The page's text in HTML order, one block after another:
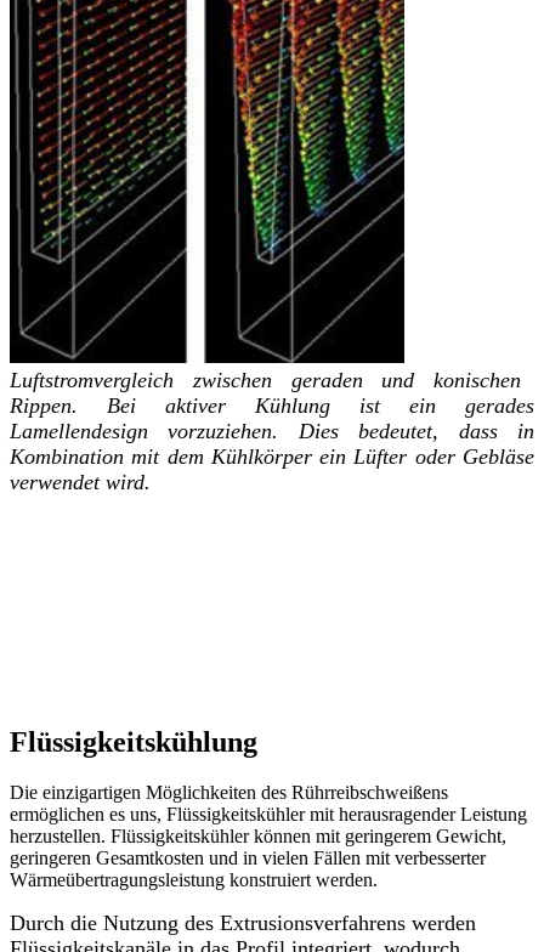
Luftstromvergleich zwischen geraden und konischen
Rippen.
Bei aktiver Kühlung ist ein gerades
Lamellendesign vorzuziehen. Dies bedeutet, dass in
Kombination mit dem Kühlkörper ein Lüfter oder Gebläse
verwendet wird.
Flüssigkeitskühlung
Die einzigartigen Möglichkeiten des Rührreibschweißens
ermöglichen es uns, Flüssigkeitskühler mit herausragender Leistung
herzustellen. Flüssigkeitskühler können mit geringerem Gewicht,
geringeren Gesamtkosten und in vielen Fällen mit verbesserter
Wärmeübertragungsleistung konstruiert werden.
Durch die Nutzung des Extrusionsverfahrens werden